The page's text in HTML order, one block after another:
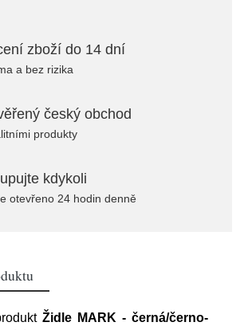
zboží do 14 dní
a bez rizika
český obchod
produkty
kdykoli
otevřeno 24 hodin denně
Židle MARK - černá/černo-